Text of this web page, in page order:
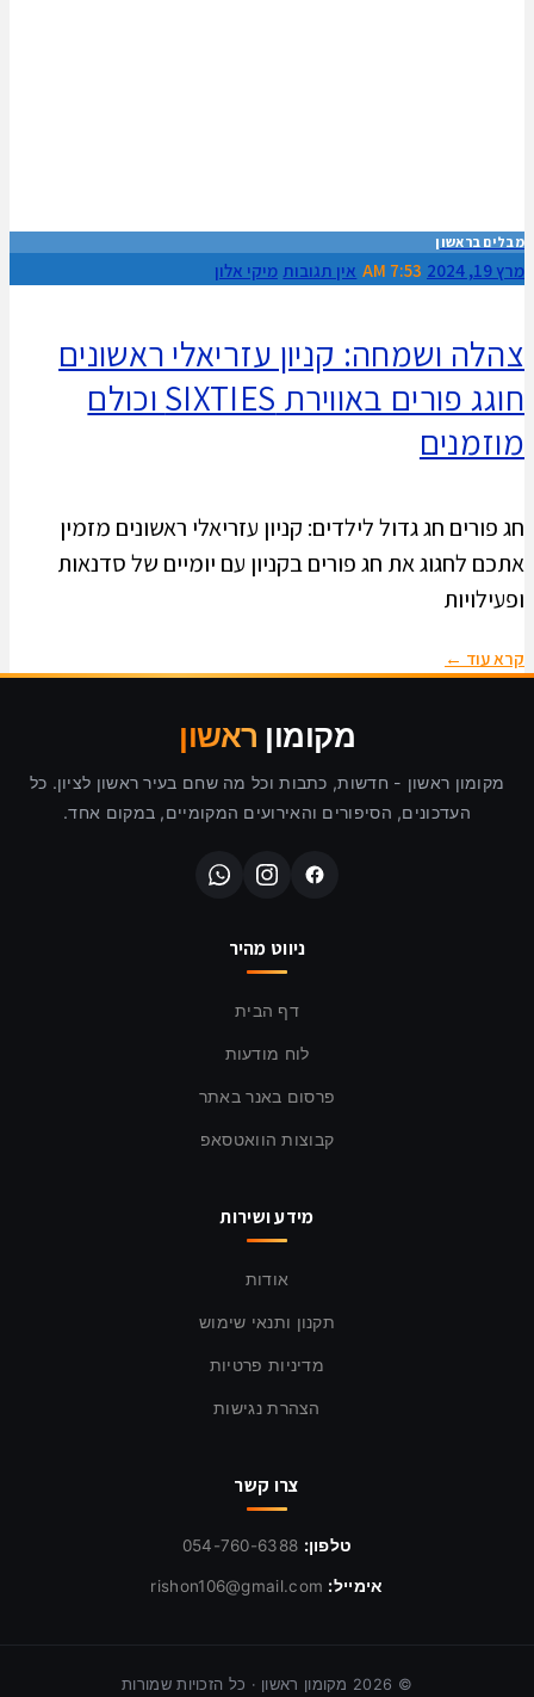
מבלים בראשון
מרץ 19, 2024 7:53 AM אין תגובות מיקי אלון
צהלה ושמחה: קניון עזריאלי ראשונים
חוגג פורים באווירת SIXTIES וכולם
מוזמנים
חג פורים חג גדול לילדים: קניון עזריאלי ראשונים מזמין
אתכם לחגוג את חג פורים בקניון עם יומיים של סדנאות
ופעילויות
קרא עוד ←
מקומון ראשון
מקומון ראשון - חדשות, כתבות וכל מה שחם בעיר ראשון לציון. כל
העדכונים, הסיפורים והאירועים המקומיים, במקום אחד.
ניווט מהיר
דף הבית
לוח מודעות
פרסום באנר באתר
קבוצות הוואטסאפ
מידע ושירות
אודות
תקנון ותנאי שימוש
מדיניות פרטיות
הצהרת נגישות
צרו קשר
טלפון: 054-760-6388
אימייל: rishon106@gmail.com
©
2026 מקומון ראשון · כל הזכויות שמורות